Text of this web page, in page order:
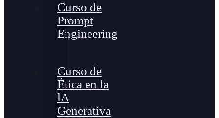
Curso de
Prompt
Engineering
Curso de
Ética en la
lA
Generativa